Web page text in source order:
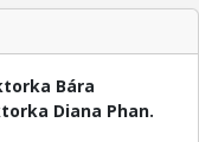
Bára
Diana Phan.